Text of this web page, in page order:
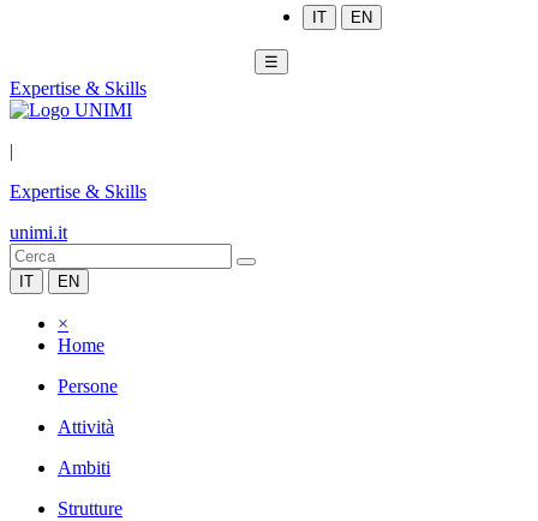
IT EN
☰
Expertise & Skills
|
Expertise & Skills
unimi.it
IT EN
×
Home
Persone
Attività
Ambiti
Strutture